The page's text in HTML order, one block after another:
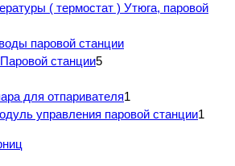
( термостат ) Утюга, паровой
паровой станции
станции5
для отпаривателя1
управления паровой станции1